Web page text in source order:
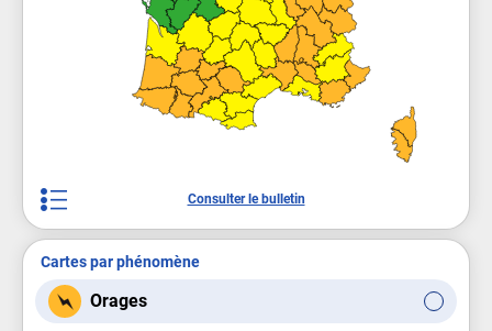
Consulter le bulletin
Cartes par phénomène
Orages